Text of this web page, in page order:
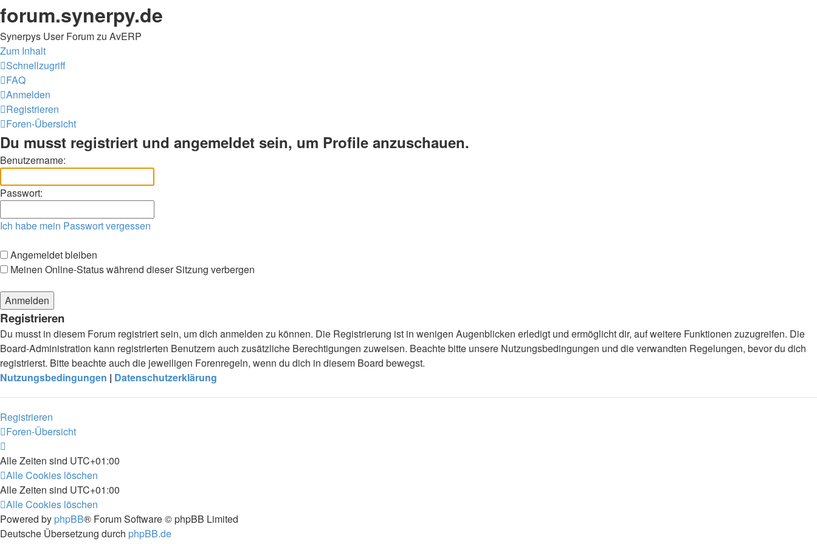
forum.synerpy.de
Synerpys User Forum zu AvERP
Zum Inhalt
Schnellzugriff
FAQ
Anmelden
Registrieren
Foren-Übersicht
Du musst registriert und angemeldet sein, um Profile anzuschauen.
Benutzername:
Passwort:
Ich habe mein Passwort vergessen
Angemeldet bleiben
Meinen Online-Status während dieser Sitzung verbergen
Registrieren
Du musst in diesem Forum registriert sein, um dich anmelden zu können. Die Registrierung ist in wenigen Augenblicken erledigt und ermöglicht dir, auf weitere Funktionen zuzugreifen. Die
Board-Administration kann registrierten Benutzern auch zusätzliche Berechtigungen zuweisen. Beachte bitte unsere Nutzungsbedingungen und die verwandten Regelungen, bevor du dich
registrierst. Bitte beachte auch die jeweiligen Forenregeln, wenn du dich in diesem Board bewegst.
Nutzungsbedingungen | Datenschutzerklärung
Registrieren
Foren-Übersicht
Alle Zeiten sind UTC+01:00
Alle Cookies löschen
Alle Zeiten sind UTC+01:00
Alle Cookies löschen
Powered by phpBB® Forum Software © phpBB Limited
Deutsche Übersetzung durch phpBB.de